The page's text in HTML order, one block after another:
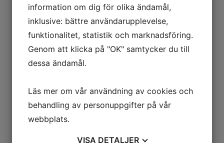
information om dig för olika ändamål,
inklusive: bättre användarupplevelse,
funktionalitet, statistik och marknadsföring.
Genom att klicka på "OK" samtycker du till
dessa ändamål.
Läs mer om vår användning av cookies och
behandling av personuppgifter på vår
webbplats.
VISA DETALJER